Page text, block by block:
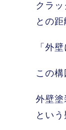
クラ
との
「外
この
外壁
とい